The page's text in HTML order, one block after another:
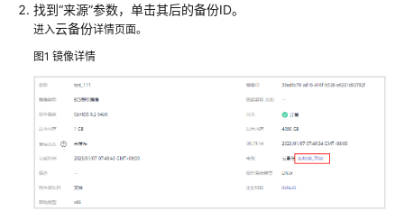
示
例
常
见
问
题
像
找到“来源”参数，单击其后的备份ID。
进入云备份详情页面。
图1 镜像详情